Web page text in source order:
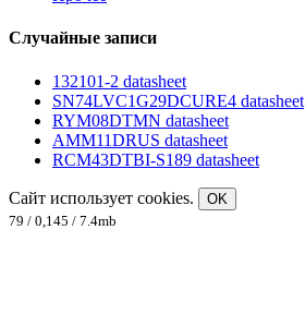
Случайные записи
132101-2 datasheet
SN74LVC1G29DCURE4 datasheet
RYM08DTMN datasheet
AMM11DRUS datasheet
RCM43DTBI-S189 datasheet
Сайт использует cookies.
OK
79 / 0,145 / 7.4mb